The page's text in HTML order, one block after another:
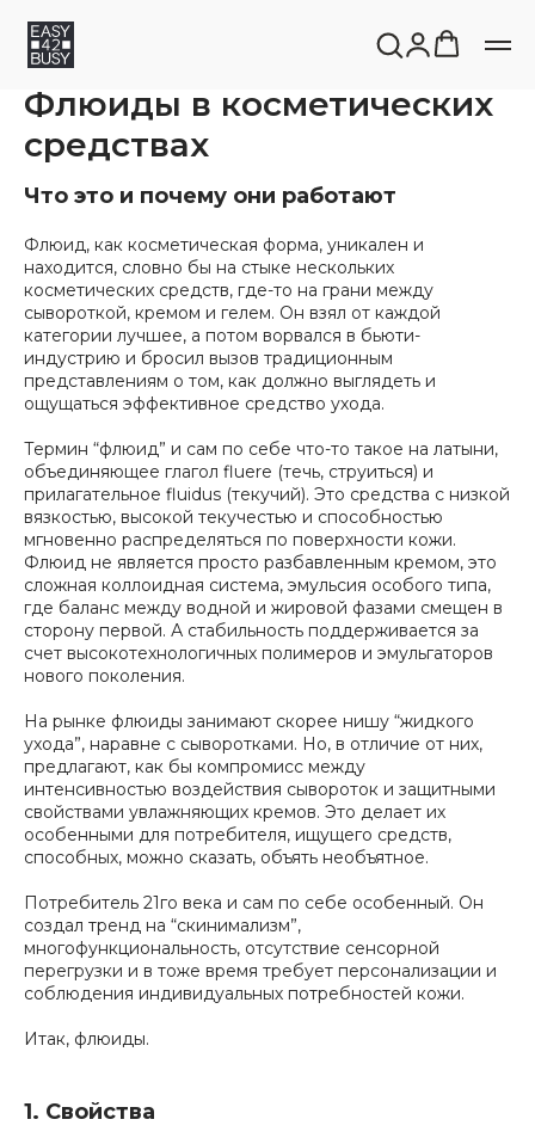
Флюиды в косметических
средствах
Что это и почему они работают
Флюид, как косметическая форма, уникален и
находится, словно бы на стыке нескольких
косметических средств, где-то на грани между
сывороткой, кремом и гелем. Он взял от каждой
категории лучшее, а потом ворвался в бьюти-
индустрию и бросил вызов традиционным
представлениям о том, как должно выглядеть и
ощущаться эффективное средство ухода.
Термин “флюид” и сам по себе что-то такое на латыни,
объединяющее глагол fluere (течь, струиться) и
прилагательное fluidus (текучий). Это средства с низкой
вязкостью, высокой текучестью и способностью
мгновенно распределяться по поверхности кожи.
Флюид не является просто разбавленным кремом, это
сложная коллоидная система, эмульсия особого типа,
где баланс между водной и жировой фазами смещен в
сторону первой. А стабильность поддерживается за
счет высокотехнологичных полимеров и эмульгаторов
нового поколения.
На рынке флюиды занимают скорее нишу “жидкого
ухода”, наравне с сыворотками. Но, в отличие от них,
предлагают, как бы компромисс между
интенсивностью воздействия сывороток и защитными
свойствами увлажняющих кремов. Это делает их
особенными для потребителя, ищущего средств,
способных, можно сказать, объять необъятное.
Потребитель 21го века и сам по себе особенный. Он
создал тренд на “скинимализм”,
многофункциональность, отсутствие сенсорной
перегрузки и в тоже время требует персонализации и
соблюдения индивидуальных потребностей кожи.
Итак, флюиды.
1. Свойства